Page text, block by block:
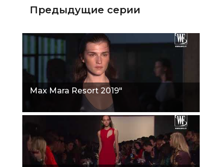
Предыдущие серии
Max Mara Resort 2019"